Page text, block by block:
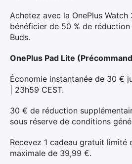
Achetez avec la OnePlus
bénéficier de 50 % de réduction
Buds.
OnePlus Pad Lite
Économie instantanée de 30 €
| 23h59 CEST.
30 € de réduction
sous réserve de conditions
Recevez 1 cadeau gratuit limité
maximale de 39,99 €.